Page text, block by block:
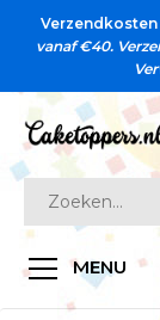
vanaf €40.
MENU